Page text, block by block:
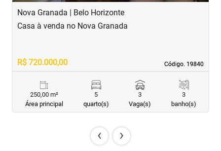
Nova Granada | Belo Horizonte
Código. 19840
Código. 19840
Casa à venda no Nova Granada
R$ 720.000,00
250,00 m²
Área principal
5
quarto(s)
3
Vaga(s)
3
banho(s)
‹ ›